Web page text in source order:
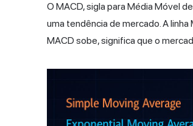
O MACD, sigla para Média Móvel
uma tendência de mercado. A linha
MACD sobe, significa que o